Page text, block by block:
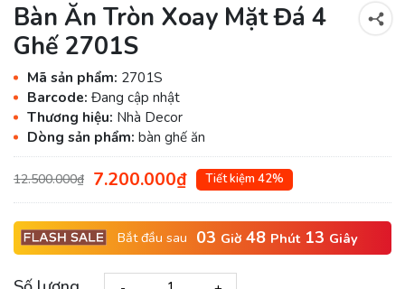
Bàn Ăn Tròn Xoay Mặt Đá 4
Ghế 2701S
Mã sản phẩm: 2701S
Barcode: Đang cập nhật
Thương hiệu: Nhà Decor
Dòng sản phẩm: bàn ghế ăn
12.500.000₫ 7.200.000₫ Tiết kiệm 42%
Bắt đầu sau 03 Giờ 48 Phút 12 Giây